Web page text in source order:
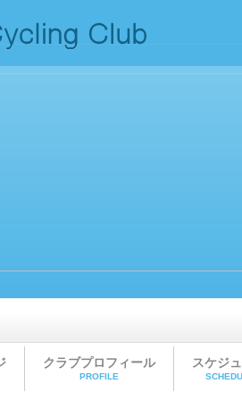
クラブプロフィール
PROFILE
スケジ